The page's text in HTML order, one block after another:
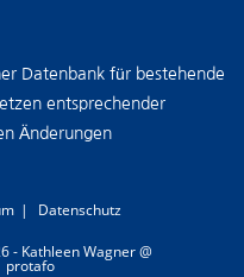
Datenbank für bestehende
entsprechender
Änderungen
Datenschutz
- Kathleen Wagner @
protafo